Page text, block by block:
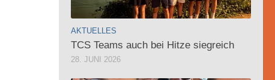
AKTUELLES
TCS Teams auch bei Hitze siegreich
28. JUNI 2026